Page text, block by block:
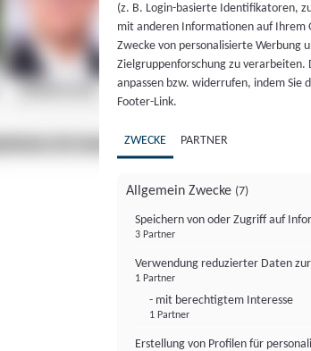
(z. B. Login-basierte Identifikatoren,
mit anderen Informationen auf Ihrem
Zwecke von personalisierte Werbung
Zielgruppenforschung zu
anpassen bzw. widerrufen, indem
Footer-Link.
ZWECKE PARTNER
Allgemein Zwecke (7)
Speichern von oder Zugriff auf
3 Partner
Verwendung reduzierter Daten
1 Partner
- mit berechtigtem Interesse
1 Partner
Erstellung von Profilen für